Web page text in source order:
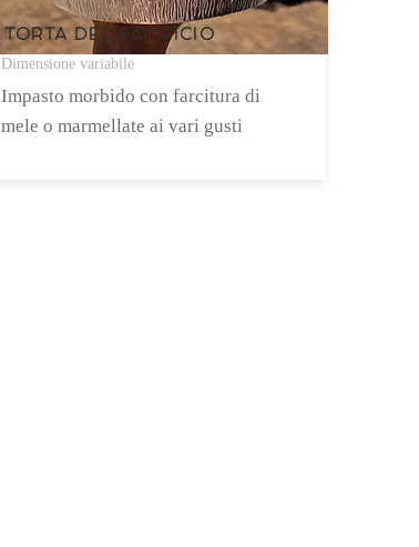
TORTA DEL PANIFICIO
Dimensione variabile
Impasto morbido con farcitura di
mele o marmellate ai vari gusti